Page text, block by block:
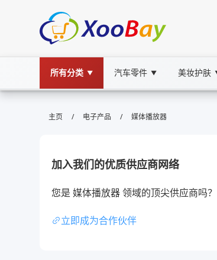
所有分类 ▼ 汽车零件 ▼ 美妆护肤
媒体播放器 | XOOBAY
主页 / 电子产品 / 媒体播放器
加入我们的优质供应商网络
您是 媒体播放器 领域的顶尖供应商吗
立即成为合作伙伴